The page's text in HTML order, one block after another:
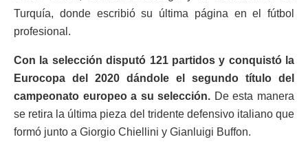
Turquía, donde escribió su última página en el fútbol
profesional.
Con la selección disputó 121 partidos y conquistó la
Eurocopa del 2020 dándole el segundo título del
campeonato europeo a su selección. De esta manera
se retira la última pieza del tridente defensivo italiano que
formó junto a Giorgio Chiellini y Gianluigi Buffon.